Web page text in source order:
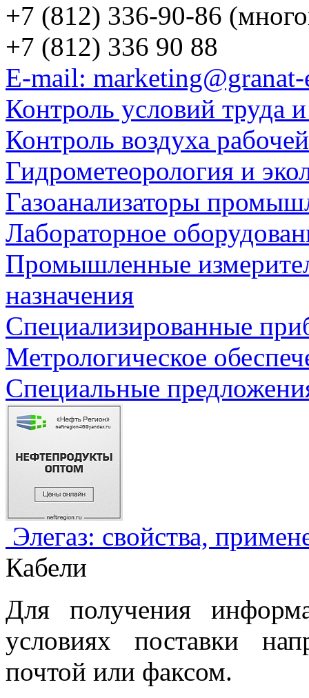
+7 (812) 336-90-86
+7 (812) 336 90 88
E-mail:
Контроль условий труда
Контроль воздуха
Гидрометеорология и
Газоанализаторы
Лабораторное
Промышленные
назначения
Специализированные
Метрологическое
Специальные
Элегаз: свойства,
Кабели
Для получения
условиях поставки
почтой или факсом.